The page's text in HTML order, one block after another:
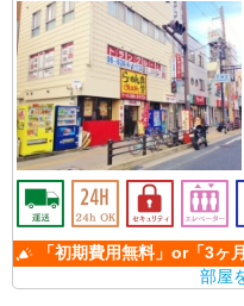
「初期費用無料」or「3ヶ
部屋